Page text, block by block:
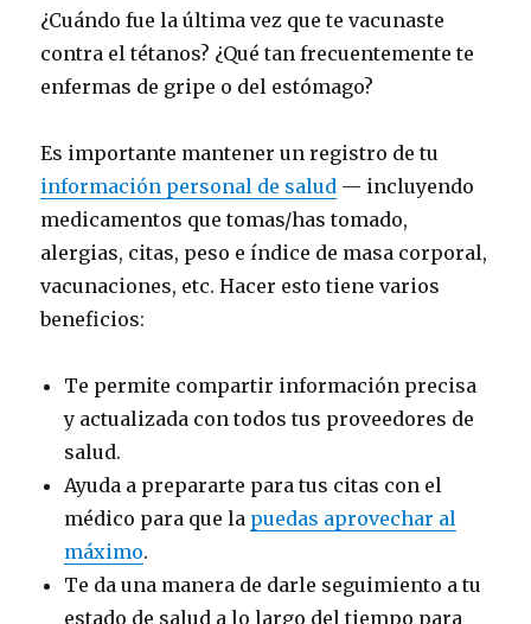
¿Cuándo fue la última vez que te vacunaste
contra el tétanos? ¿Qué tan frecuentemente te
enfermas de gripe o del estómago?
Es importante mantener un registro de tu
información personal de salud — incluyendo
medicamentos que tomas/has tomado,
alergias, citas, peso e índice de masa corporal,
vacunaciones, etc. Hacer esto tiene varios
beneficios:
Te permite compartir información precisa
y actualizada con todos tus proveedores de
salud.
Ayuda a prepararte para tus citas con el
médico para que la puedas aprovechar al
máximo.
Te da una manera de darle seguimiento a tu
estado de salud a lo largo del tiempo para